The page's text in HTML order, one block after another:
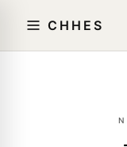
CHHES